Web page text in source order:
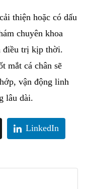
thiện hoặc có dấu
chuyên khoa
điều trị kịp thời.
mắt cá chân sẽ
vận động linh
lâu dài.
LinkedIn